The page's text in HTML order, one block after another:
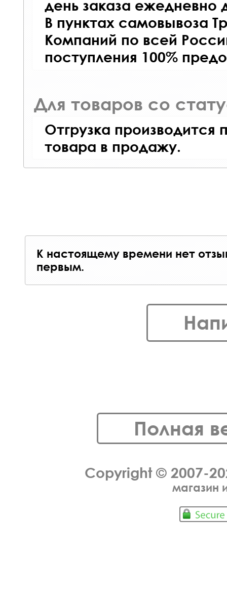
день заказа ежедневно
В пунктах самовывоза
Компаний по всей
поступления 100%
Для товаров со
Отгрузка производится
товара в продажу.
К настоящему времени нет
первым.
Полная
Copyright © 2007-
магазин